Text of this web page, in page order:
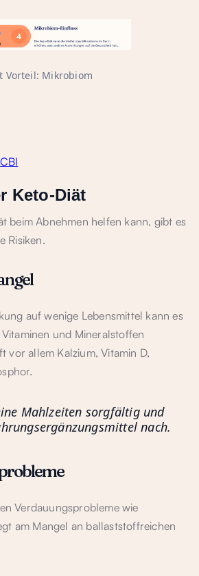
Vorteil: Mikrobiom
Keto-Diät
beim Abnehmen helfen kann, gibt es
Risiken.
auf wenige Lebensmittel kann es
und Mineralstoffen
vor allem Kalzium, Vitamin D,
Mahlzeiten sorgfältig und
nach.
Verdauungsprobleme wie
am Mangel an ballaststoffreichen